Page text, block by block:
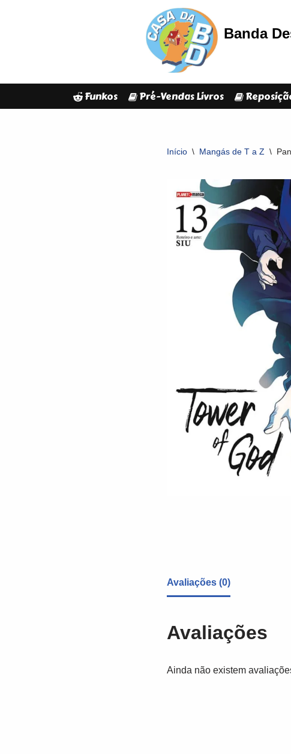
conteúdo
Banda
Funkos Pré-Vendas Livros
Início \ Mangás de T a Z \
Avaliações (0)
Avaliações
Ainda não existem